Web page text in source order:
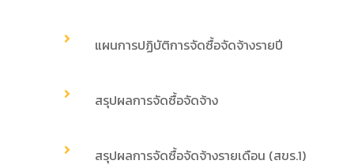
แผนการปฏิบัติการจัดซื้อจัดจ้างรายปี
สรุปผลการจัดซื้อจัดจ้าง
สรุปผลการจัดซื้อจัดจ้างรายเดือน (สขร.1)